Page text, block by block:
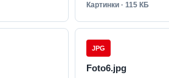
Картинки · 115 КБ
JPG
Foto6.jpg